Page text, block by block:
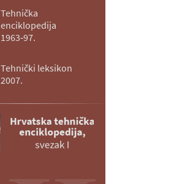
Tehnička
enciklopedija
1963‑97.
Tehnički leksikon
2007.